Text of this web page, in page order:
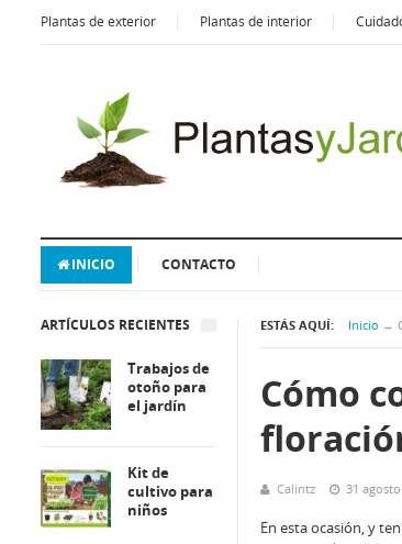
Plantas de exterior Plantas de interior
INICIO CONTACTO
ESTÁS AQUÍ: Inicio →
Cómo
Calintz 31
En esta ocasión, y
ARTÍCULOS RECIENTES
Trabajos de
otoño para
el jardín
Kit de
cultivo para
niños